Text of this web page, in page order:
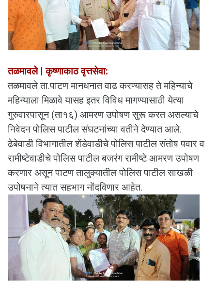
तळमावले | कृष्णाकाठ वृत्तसेवा:
तळमावले ता.पाटण मानधनात वाढ करण्यासह ते महिन्याचे
महिन्याला मिळावे यासह इतर विविध मागण्यासाठी येत्या
गुरुवारपासून (ता१६) आमरण उपोषण सुरू करत असल्याचे
निवेदन पोलिस पाटील संघटनांच्या वतीने देण्यात आले.
ढेबेवाडी विभागातील शेंडेवाडीचे पोलिस पाटील संतोष पवार व
रामीष्टेवाडीचे पोलिस पाटील बजरंग रामीष्टे आमरण उपोषण
करणार असून पाटण तालुक्यातील पोलिस पाटील साखळी
उपोषनाने त्यात सहभाग नोंदविणार आहेत.